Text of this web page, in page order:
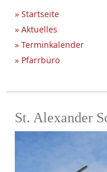
» Startseite
» Aktuelles
» Terminkalender
» Pfarrbüro
St. Alexander